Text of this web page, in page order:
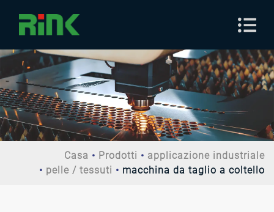
Casa Prodotti
applicazione industriale
pelle / tessuti
macchina da taglio a coltello